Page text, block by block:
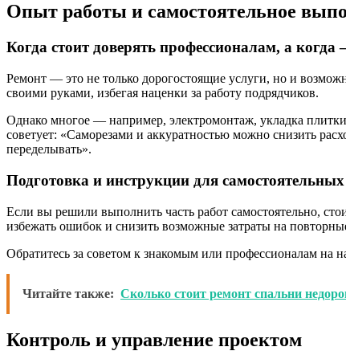
Опыт работы и самостоятельное
Когда стоит доверять профессионалам, а когда
Ремонт — это не только дорогостоящие услуги, но и
своими руками, избегая наценки за работу подрядчиков.
Однако многое — например, электромонтаж, укладка
советует: «Саморезами и аккуратностью можно снизить
переделывать».
Подготовка и инструкции для
Если вы решили выполнить часть работ самостоятельно,
избежать ошибок и снизить возможные затраты на
Обратитесь за советом к знакомым или профессионалам на
Читайте также: Сколько стоит ремонт спальни
Контроль и управление проектом